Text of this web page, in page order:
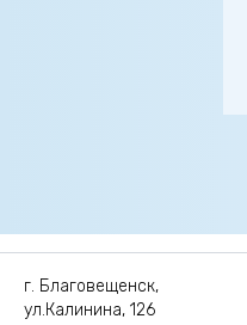
г. Благовещенск,
ул.Калинина, 126